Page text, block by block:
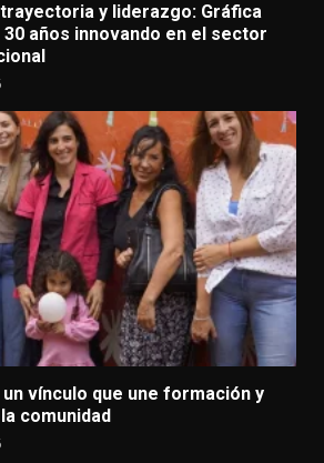
y liderazgo: Gráfica
años innovando en el sector
un vínculo que une formación y
comunidad